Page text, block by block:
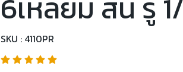
SKU : 4110PR